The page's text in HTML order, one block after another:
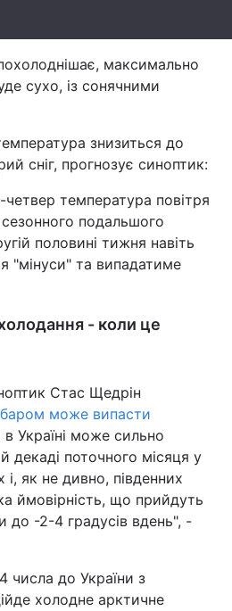
максимально
сухо, із сонячними
знизиться до
сніг, прогнозує синоптик:
температура повітря
подальшого
половині тижня навіть
"мінуси" та випадатиме
- коли це
Стас Щедрін
може випасти
Україні може сильно
декаді поточного місяця у
і, як не дивно, південних
ймовірність, що прийдуть
до -2-4 градусів вдень", -
числа до України з
холодне арктичне